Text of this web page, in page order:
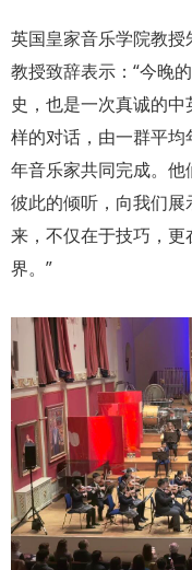
英国皇家音乐学院教授
教授致辞表示：“今晚
史，也是一次真诚的
样的对话，由一群平
年音乐家共同完成。
彼此的倾听，向我们
来，不仅在于技巧，
界。”